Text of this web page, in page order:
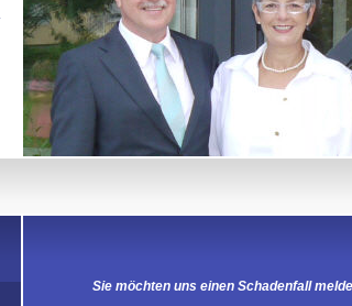
Sie möchten uns einen Schadenfall